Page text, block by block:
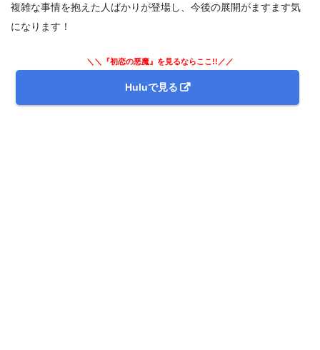
複雑な事情を抱えた人ばかりが登場し、今後の展開がますます気
になります！
＼＼『初恋の悪魔』を見るならここ!!／／
Huluで見る